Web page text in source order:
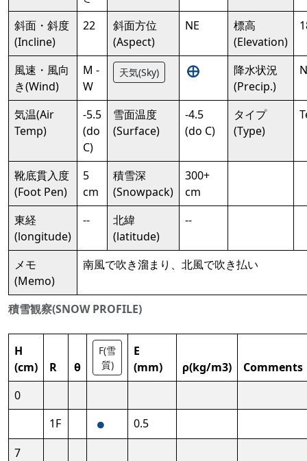
積雪観察(SNOW PROFILE)
斜面・斜度
(Incline)
22
斜面方位
(Aspect)
NE
標高
(Elevation)
風速・風向
き(Wind)
M -
W
天気(Sky)
降水状況
(Precip.)
気温(Air
Temp)
-5.5
(do
C)
雪面温度
(Surface)
-4.5
(do C)
タイプ
(Type)
靴底貫入度
(Foot Pen)
5
cm
積雪深
(Snowpack)
300+
cm
東経
(longitude)
--
北緯
(latitude)
--
メモ
(Memo)
南風で吹き溜まり、北風で吹き払い
H
(cm)
R θ
F(雪
質)
E
(mm)
ρ(kg/m3)
Comments
0
1F
0.5
7